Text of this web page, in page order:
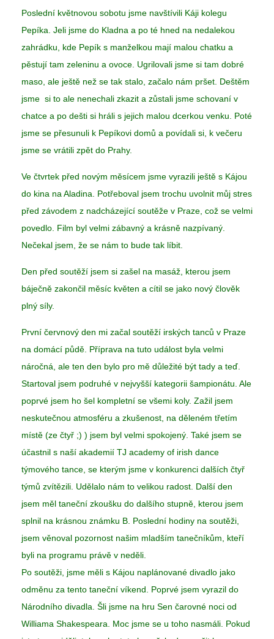
Poslední květnovou sobotu jsme navštívili Káji kolegu
Pepíka. Jeli jsme do Kladna a po té hned na nedalekou
zahrádku, kde Pepík s manželkou mají malou chatku a
pěstují tam zeleninu a ovoce. Ugrilovali jsme si tam dobré
maso, ale ještě než se tak stalo, začalo nám pršet. Deštěm
jsme si to ale nenechali zkazit a zůstali jsme schovaní v
chatce a po dešti si hráli s jejich malou dcerkou venku. Poté
jsme se přesunuli k Pepíkovi domů a povídali si, k večeru
jsme se vrátili zpět do Prahy.
Ve čtvrtek před novým měsícem jsme vyrazili ještě s Kájou
do kina na Aladina. Potřeboval jsem trochu uvolnit můj stres
před závodem z nadcházející soutěže v Praze, což se velmi
povedlo. Film byl velmi zábavný a krásně nazpívaný.
Nečekal jsem, že se nám to bude tak líbit.
Den před soutěží jsem si zašel na masáž, kterou jsem
báječně zakončil měsíc květen a cítil se jako nový člověk
plný síly.
První červnový den mi začal soutěží irských tanců v Praze
na domácí půdě. Příprava na tuto událost byla velmi
náročná, ale ten den bylo pro mě důležité být tady a teď.
Startoval jsem podruhé v nejvyšší kategorii šampionátu. Ale
poprvé jsem ho šel kompletní se všemi koly. Zažil jsem
neskutečnou atmosféru a zkušenost, na děleném třetím
místě (ze čtyř ;) ) jsem byl velmi spokojený. Také jsem se
účastnil s naší akademií TJ academy of irish dance
týmového tance, se kterým jsme v konkurenci dalších čtyř
týmů zvítězili. Udělalo nám to velikou radost. Další den
jsem měl taneční zkoušku do dalšího stupně, kterou jsem
splnil na krásnou známku B. Poslední hodiny na soutěži,
jsem věnoval pozornost našim mladším tanečníkům, kteří
byli na programu právě v neděli.
Po soutěži, jsme měli s Kájou naplánované divadlo jako
odměnu za tento taneční víkend. Poprvé jsem vyrazil do
Národního divadla. Šli jsme na hru Sen čarovné noci od
Williama Shakespeara. Moc jsme se u toho nasmáli. Pokud